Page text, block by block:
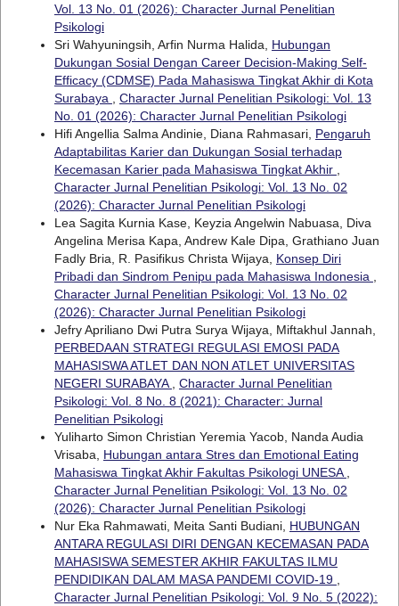
Vol. 13 No. 01 (2026): Character Jurnal Penelitian
Psikologi
Sri Wahyuningsih, Arfin Nurma Halida, Hubungan
Dukungan Sosial Dengan Career Decision-Making Self-
Efficacy (CDMSE) Pada Mahasiswa Tingkat Akhir di Kota
Surabaya
Character Jurnal Penelitian Psikologi: Vol. 13
No. 01 (2026): Character Jurnal Penelitian Psikologi
Hifi Angellia Salma Andinie, Diana Rahmasari, Pengaruh
Adaptabilitas Karier dan Dukungan Sosial terhadap
Kecemasan Karier pada Mahasiswa Tingkat Akhir
Character Jurnal Penelitian Psikologi: Vol. 13 No. 02
(2026): Character Jurnal Penelitian Psikologi
Lea Sagita Kurnia Kase, Keyzia Angelwin Nabuasa, Diva
Angelina Merisa Kapa, Andrew Kale Dipa, Grathiano Juan
Fadly Bria, R. Pasifikus Christa Wijaya, Konsep Diri
Pribadi dan Sindrom Penipu pada Mahasiswa Indonesia
Character Jurnal Penelitian Psikologi: Vol. 13 No. 02
(2026): Character Jurnal Penelitian Psikologi
Jefry Apriliano Dwi Putra Surya Wijaya, Miftakhul Jannah,
PERBEDAAN STRATEGI REGULASI EMOSI PADA
MAHASISWA ATLET DAN NON ATLET UNIVERSITAS
NEGERI SURABAYA
Character Jurnal Penelitian
Psikologi: Vol. 8 No. 8 (2021): Character: Jurnal
Penelitian Psikologi
Yuliharto Simon Christian Yeremia Yacob, Nanda Audia
Vrisaba, Hubungan antara Stres dan Emotional Eating
Mahasiswa Tingkat Akhir Fakultas Psikologi UNESA
Character Jurnal Penelitian Psikologi: Vol. 13 No. 02
(2026): Character Jurnal Penelitian Psikologi
Nur Eka Rahmawati, Meita Santi Budiani, HUBUNGAN
ANTARA REGULASI DIRI DENGAN KECEMASAN PADA
MAHASISWA SEMESTER AKHIR FAKULTAS ILMU
PENDIDIKAN DALAM MASA PANDEMI COVID-19
Character Jurnal Penelitian Psikologi: Vol. 9 No. 5 (2022):